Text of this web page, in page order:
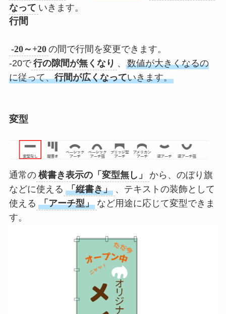
なって いきます。
行間
-20～+20 の間で行間を変更できます。
-20で 行の隙間が無くなり 、 数値が大きくなるの
に従って、行間が広くなっていきます。
変型
通常の 横書き表示の「変型無し」
から、のぼり旗
などに使える 「縦書き」 、テキストの装飾として
使える 「アーチ型」 など用途に応じて変型できま
す。